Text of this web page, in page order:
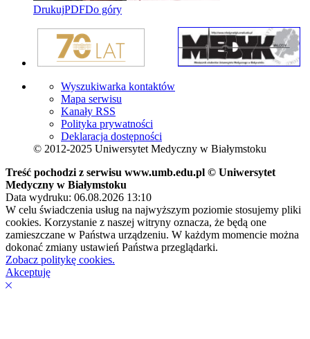
DrukujPDFDo góry
Wyszukiwarka kontaktów
Mapa serwisu
Kanały RSS
Polityka prywatności
Deklaracja dostępności
© 2012-2025 Uniwersytet Medyczny w Białymstoku
Treść pochodzi z serwisu www.umb.edu.pl © Uniwersytet
Medyczny w Białymstoku
Data wydruku: 06.08.2026 13:10
W celu świadczenia usług na najwyższym poziomie stosujemy pliki
cookies. Korzystanie z naszej witryny oznacza, że będą one
zamieszczane w Państwa urządzeniu. W każdym momencie można
dokonać zmiany ustawień Państwa przeglądarki.
Zobacz politykę cookies.
Akceptuję